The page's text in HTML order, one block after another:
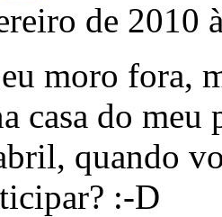
de 2010
moro fora,
casa do
quando
:-D